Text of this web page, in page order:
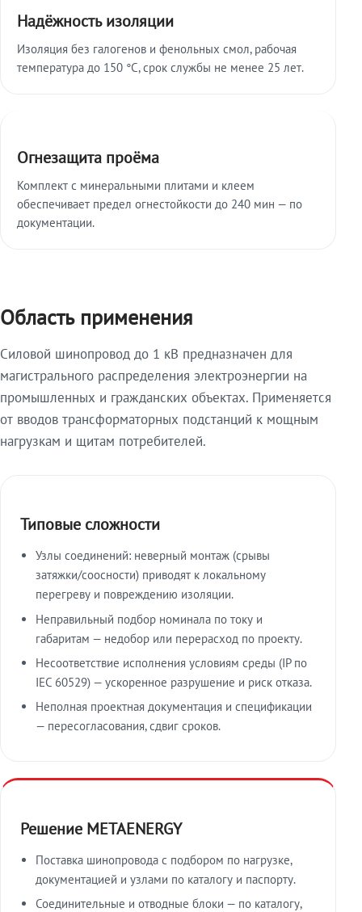
Надёжность изоляции
Изоляция без галогенов и фенольных смол, рабочая
температура до 150 °C, срок службы не менее 25 лет.
Огнезащита проёма
Комплект с минеральными плитами и клеем
обеспечивает предел огнестойкости до 240 мин — по
документации.
Область применения
Силовой шинопровод до 1 кВ предназначен для
магистрального распределения электроэнергии на
промышленных и гражданских объектах. Применяется
от вводов трансформаторных подстанций к мощным
нагрузкам и щитам потребителей.
Типовые сложности
Узлы соединений: неверный монтаж (срывы
затяжки/соосности) приводят к локальному
перегреву и повреждению изоляции.
Неправильный подбор номинала по току и
габаритам — недобор или перерасход по проекту.
Несоответствие исполнения условиям среды (IP по
IEC 60529) — ускоренное разрушение и риск отказа.
Неполная проектная документация и спецификации
— пересогласования, сдвиг сроков.
Решение METAENERGY
Поставка шинопровода с подбором по нагрузке,
документацией и узлами по каталогу и паспорту.
Соединительные и отводные блоки — по каталогу,